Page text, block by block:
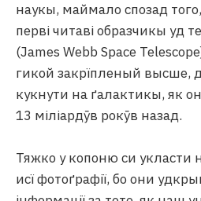
наукы, маймало спозад
перві читаві образчикы уд
(James Webb Space
гикой закрїпленый высше,
кукнути на ґалактикы, як
13 міліардӯв рокӯв назад.
Тяжко у копоню си укласти
исї фотоґрафії, бо они